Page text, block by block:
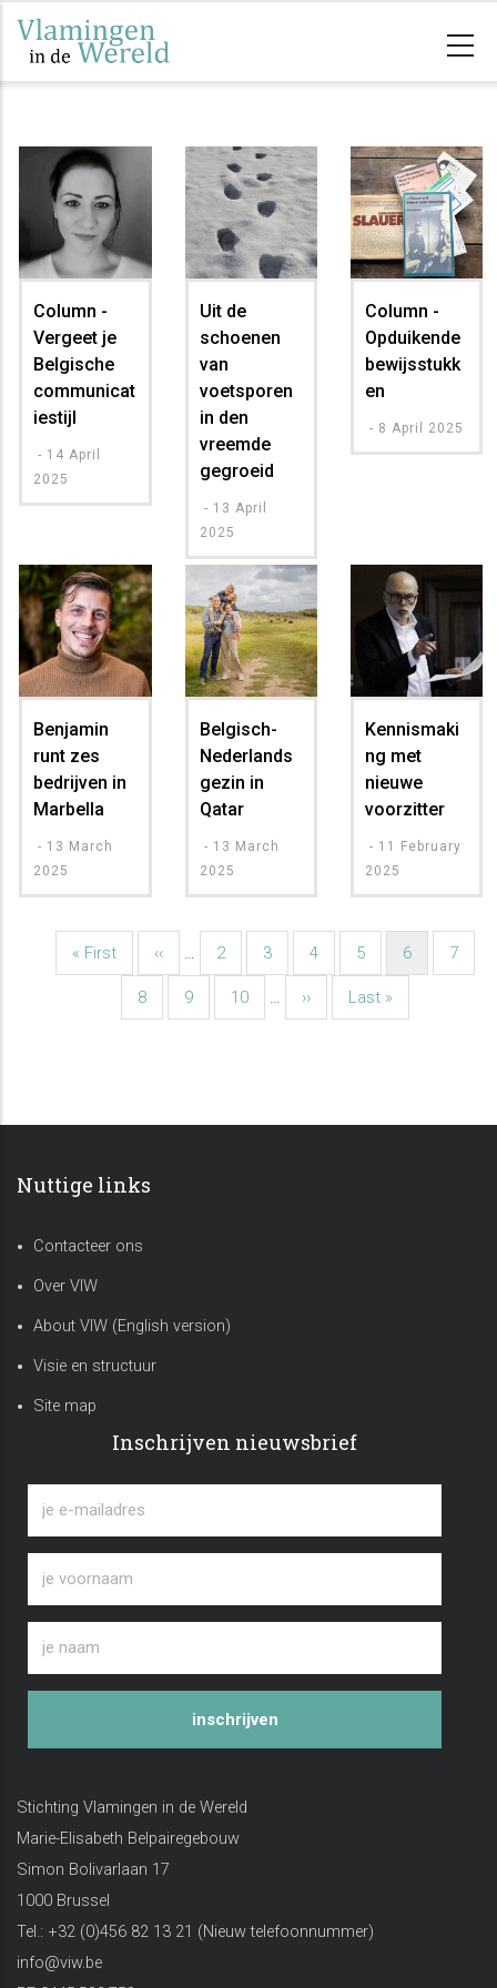
Overslaan
naar
Column -
Vergeet je
Belgische
communicat
iestijl
- 14 April
2025
Uit de
schoenen
van
voetsporen
in den
vreemde
gegroeid
- 13 April
2025
Column -
Opduikende
bewijsstukk
en
- 8 April 2025
Benjamin
runt zes
bedrijven in
Marbella
- 13 March
2025
Belgisch-
Nederlands
gezin in
Qatar
- 13 March
2025
Kennismaki
ng met
nieuwe
voorzitter
- 11 February
2025
Paginatie
Eerste
« First
Vorige
‹‹ … Pagina
2 Pagina
3 Pagina
4 Pagina
5
Huidige
6 7
Pagina
8 Pagina
9 Pagina
10 …
Volgende
››
Laatste
Last »
Nuttige links
Contacteer ons
Over VIW
About VIW (English version)
Visie en structuur
Site map
Inschrijven nieuwsbrief
inschrijven
Stichting Vlamingen in de Wereld
Marie-Elisabeth Belpairegebouw
Simon Bolivarlaan 17
1000 Brussel
Tel.: +32 (0)456 82 13 21 (Nieuw telefoonnummer)
info@viw.be